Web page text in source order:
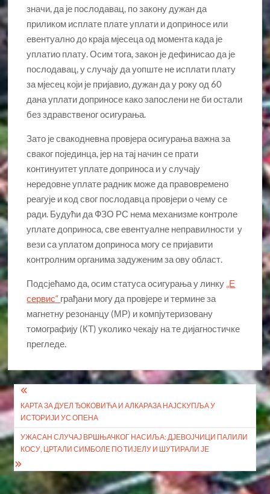
значи, да је послодавац, по закону дужан да
приликом исплате плате уплати и доприносе или
евентуално до краја мјесеца од момента када је
уплатио плату. Осим тога, закон је дефинисао да је
послодавац, у случају да уопште не исплати плату
за мјесец који је пријавио, дужан да у року од 60
дана уплати доприносе како запослени не би остали
без здравственог осигурања.
Зато је свакодневна провјера осигурања важна за
сваког појединца, јер на тај начин се прати
континуитет уплате доприноса и у случају
нередовне уплате радник може да правовремено
реагује и код свог послодавца провјери о чему се
ради. Будући да ФЗО РС нема механизме контроле
уплате доприноса, све евентуалне неправилности у
вези са уплатом доприноса могу се пријавити
контролним органима задуженим за ову област.
Подсјећамо да, осим статуса осигурања у линку „Е
сервис“ грађани могу да провјере и термине за
магнетну резонанцу (МР) и компјутеризовану
томографију (КТ) уколико чекају на те дијагностичке
прегледе.
Кретање
чланка
КАРТА ЗА ДУЕЛ ЂОКОВИЋА И АЛКАРАЗА НАЈСКУПЉА У
ИСТОРИЈИ УС ОПЕНА
УЖАСАН СЛУЧАЈ ВРШЊАЧКОГ НАСИЉА: ДЈЕВОЈЧИЦИ ПАЛИЛИ
КОСУ, ЦРТАЛИ СИМБОЛЕ ПО ТИЈЕЛУ И ШУТИРАЛИ ЈЕ